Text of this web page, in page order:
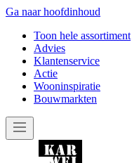
Ga naar hoofdinhoud
Toon hele assortiment
Advies
Klantenservice
Actie
Wooninspiratie
Bouwmarkten